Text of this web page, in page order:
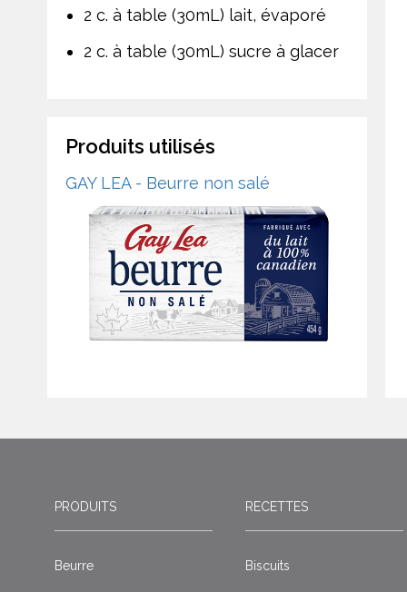
2 c. à table (30mL) lait, évaporé
2 c. à table (30mL) sucre à glacer
Produits utilisés
GAY LEA - Beurre non salé
PRODUITS
Beurre
RECETTES
Biscuits